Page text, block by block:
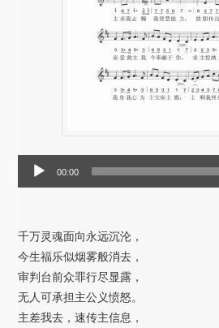
器
00:00
千万灵魂面向永远沉沦，
今生福乐似烟雾般消去，
审判台前众罪行尽显露，
无人可承担主公义愤怒。
主差我去，速传主信息，